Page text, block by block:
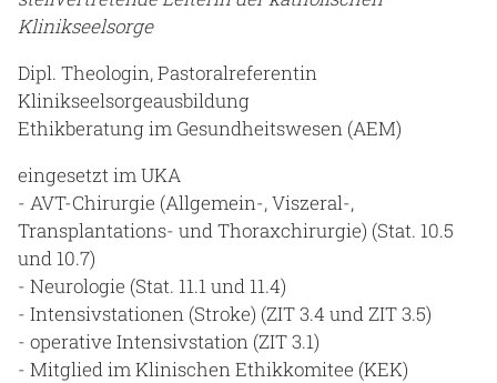
Klinikseelsorge
Dipl. Theologin, Pastoralreferentin
Klinikseelsorgeausbildung
Ethikberatung im Gesundheitswesen (AEM)
eingesetzt im UKA
- AVT-Chirurgie (Allgemein-, Viszeral-,
Transplantations- und Thoraxchirurgie) (Stat. 10.5
und 10.7)
- Neurologie (Stat. 11.1 und 11.4)
- Intensivstationen (Stroke) (ZIT 3.4 und ZIT 3.5)
- operative Intensivstation (ZIT 3.1)
- Mitglied im Klinischen Ethikkomitee (KEK)